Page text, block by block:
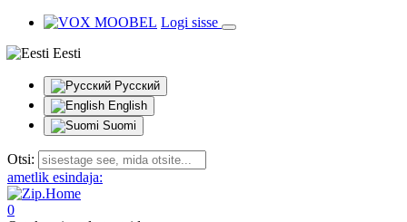
Logi sisse
Eesti
Русский
English
Suomi
Otsi:
ametlik esindaja:
0